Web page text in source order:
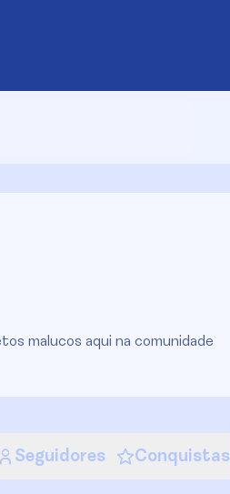
malucos aqui na comunidade
Seguidores Conquistas